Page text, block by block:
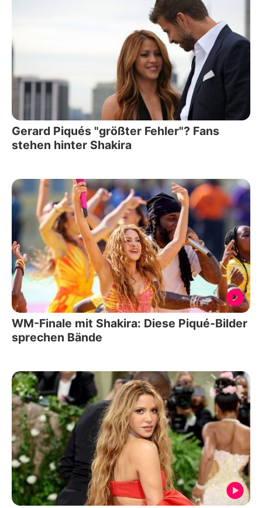
Gerard Piqués "größter Fehler"? Fans
stehen hinter Shakira
WM-Finale mit Shakira: Diese Piqué-Bilder
sprechen Bände